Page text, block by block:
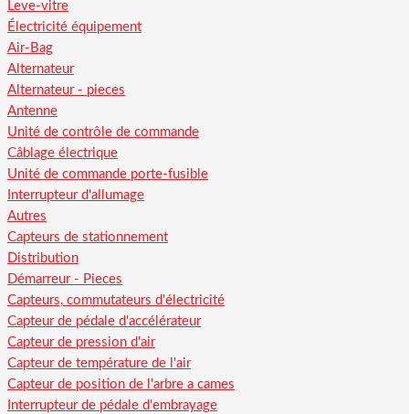
Leve-vitre
Électricité équipement
Air-Bag
Alternateur
Alternateur - pieces
Antenne
Unité de contrôle de commande
Câblage électrique
Unité de commande porte-fusible
Interrupteur d'allumage
Autres
Capteurs de stationnement
Distribution
Démarreur - Pieces
Capteurs, commutateurs d'électricité
Capteur de pédale d'accélérateur
Capteur de pression d'air
Capteur de température de l'air
Capteur de position de l'arbre a cames
Interrupteur de pédale d'embrayage